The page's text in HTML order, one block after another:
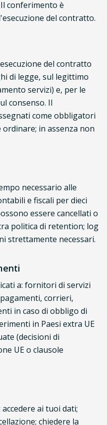
conferimento è
del contratto.
del contratto
di legge, sul legittimo
servizi) e, per le
consenso. Il
come obbligatori
in assenza non
necessario alle
e fiscali per dieci
essere cancellati o
politica di retention; log
strettamente necessari.
a: fornitori di servizi
corrieri,
in caso di obbligo di
in Paesi extra UE
(decisioni di
UE o clausole
ai tuoi dati;
chiedere la